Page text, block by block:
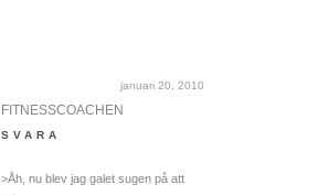
januari 20, 2010
FITNESSCOACHEN
SVARA
>Åh, nu blev jag galet sugen på att